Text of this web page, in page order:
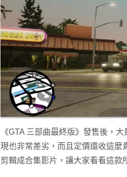
《GTA 三部曲最終版》發售後，
現也非常差劣，而且定價還收這麼
剪輯成合集影片，讓大家看看這款